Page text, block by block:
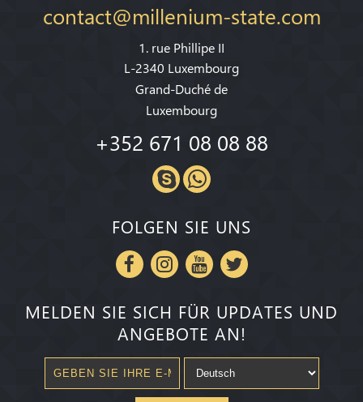
contact@millenium-state.com
1. rue Phillipe II
L-2340 Luxembourg
Grand-Duché de
Luxembourg
+352 671 08 08 88
FOLGEN SIE UNS
MELDEN SIE SICH FÜR UPDATES UND
ANGEBOTE AN!